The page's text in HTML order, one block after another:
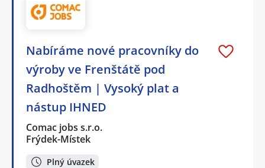
Nabíráme nové pracovníky do
výroby ve Frenštátě pod
Radhoštěm | Vysoký plat a
nástup IHNED
Comac jobs s.r.o.
Frýdek-Místek
Plný úvazek